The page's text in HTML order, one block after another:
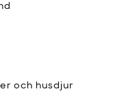
och husdjur